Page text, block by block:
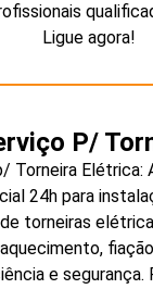
Ligue agora!
P/
Torneira Elétrica:
24h para
torneiras
e segurança.